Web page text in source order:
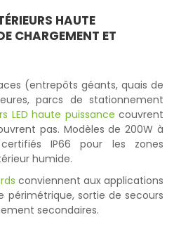
HAUTE
CHARGEMENT ET
(entrepôts géants, quais de
parcs de stationnement
LED haute puissance couvrent
pas. Modèles de 200W à
IP66 pour les zones
humide.
conviennent aux applications
périmétrique, sortie de secours
secondaires.